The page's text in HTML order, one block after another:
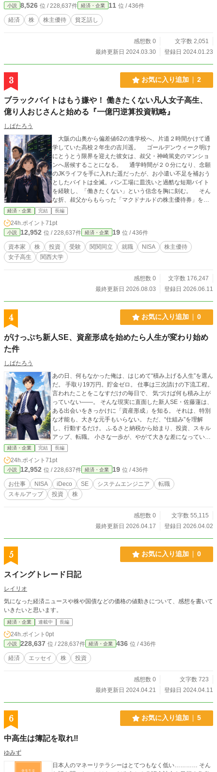
小説 8,526 位 / 228,637件 経済・企業 11 位 / 436件
経済 株 株主優待 貧乏話し
感想数 0
文字数 2,051
最終更新日 2024.03.30
登録日 2024.01.23
3 お気に入り追加 2
ブラックバイトはもう嫌や！ 働きたくない凡人女子高生、
億り人おじさんと始める『一億円逆算投資戦略』
しばたろう
大阪の山奥から偏差値62の進学校へ、片道２時間かけて通
学していた高校２年生の吉川遥。 ゴールデンウィーク明け
にとうとう限界を迎えた彼女は、叔父・神崎篤史のマンショ
ンへ居候することになる。 通学時間が２０分になり、念願
のJKライフを手に入れた遥だったが、お小遣い不足を補おう
としたバイトは全滅。パン工場に皿洗いと過酷な短期バイト
を経験し、「働きたくない」という信念を胸に刻む。 そん
な折、叔父からもらった「マクドナルドの株主優待券」をき
っかけに、株や資本主義の仕組みを知ることに。 「資本家と
労働者」「金のなる木」 ――叔父の言葉は、なんとなく生
きていくつもりだった女子高生の価値観をひっくり返す。
「お前は、資本家になったらええんや」 叔父の一言が、遥
の人生を大回転させる――。 関関同立を目指し、猛勉強を
始めた女子高生の、お金と未来をつかむための青春物語。
経済・企業 完結 長編
24h.ポイント 71pt
小説 12,952 位 / 228,637件 経済・企業 19 位 / 436件
資本家 株 投資 受験 関関同立 就職 NISA
株主優待
女子高生
関西大学
感想数 0
文字数 176,247
最終更新日 2026.08.03
登録日 2026.06.11
4 お気に入り追加 0
がけっぷち新人SE、資産形成を始めたら人生が変わり始め
た件
しばたろう
あの日、何もなかった俺は、はじめて“積み上げる人生”を選ん
だ。 手取り19万円。貯金ゼロ。 仕事は三次請けの下流工程。
言われたことをこなすだけの毎日で、 気づけば何も積み上が
っていない――。 そんな現実に直面した新人SE・佐藤蓮は、
ある出会いをきっかけに「資産形成」を知る。 それは、特別
な才能も、大きな元手もいらない。 ただ、“仕組み”を理解
し、行動するだけ。 ふるさと納税から始まり、投資、スキル
アップ、転職。 小さな一歩が、やがて大きな差になってい
く。 これは、何も持たない一人のサラリーマンが、 自分の人
生を取り戻していく物語。
経済・企業 完結 長編
24h.ポイント 71pt
小説 12,952 位 / 228,637件 経済・企業 19 位 / 436件
お仕事 NISA iDeco SE システムエンジニア
転職
スキルアップ
投資 株
感想数 0
文字数 55,115
最終更新日 2026.04.17
登録日 2026.04.02
5 お気に入り追加 0
スイングトレード日記
レイリオ
気になった経済ニュースや株や国債などの価格の値動きについて、感想を書いて
いきたいと思います。
経済・企業 連載中 長編
24h.ポイント 0pt
小説 228,637 位 / 228,637件 経済・企業 436 位 / 436件
経済 エッセイ 株 投資
感想数 0
文字数 723
最終更新日 2024.04.21
登録日 2024.04.11
6 お気に入り追加 5
中高生は簿記を取れ‼︎
ゆみず
日本人のマネーリテラシーはとてつもなく低い………… そん